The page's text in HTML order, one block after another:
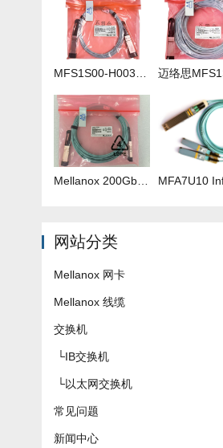
网站分类
Mellanox 网卡
Mellanox 线缆
交换机
└IB交换机
└以太网交换机
常见问题
新闻中心